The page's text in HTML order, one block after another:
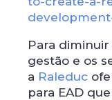
Para
gestão e os
a Raleduc
para EAD